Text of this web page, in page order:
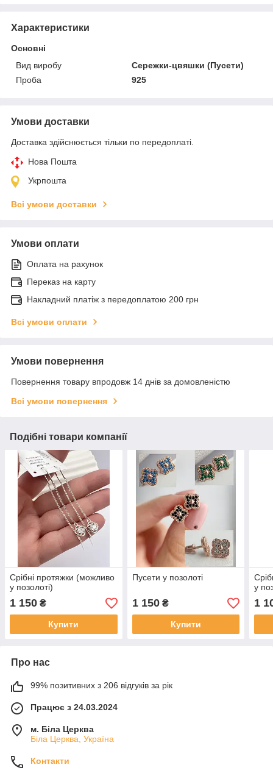
Характеристики
Основні
Вид виробу
Сережки-цвяшки (Пусети)
Проба
925
Умови доставки
Доставка здійснюється тільки по передоплаті.
Нова Пошта
Укрпошта
Всі умови доставки
Умови оплати
Оплата на рахунок
Переказ на карту
Накладний платіж з передоплатою 200 грн
Всі умови оплати
Умови повернення
Повернення товару впродовж 14 днів за домовленістю
Всі умови повернення
Подібні товари компанії
Срібні протяжки (можливо
у позолоті)
1 150 ₴
Купити
Пусети у позолоті
1 150₴
Купити
у
1
Про нас
99% позитивних з 206 відгуків за рік
Працює з 24.03.2024
м. Біла Церква
Біла Церква, Україна
Контакти